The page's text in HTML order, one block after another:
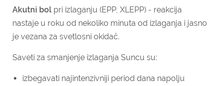
Akutni bol pri izlaganju (EPP, XLEPP) - reakcija
nastaje u roku od nekoliko minuta od izlaganja i jasno
je vezana za svetlosni okidač.
Saveti za smanjenje izlaganja Suncu su:
izbegavati najintenzivniji period dana napolju